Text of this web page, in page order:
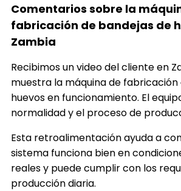
Comentarios sobre la
fabricación de bandejas de
Zambia
Recibimos un video del cliente en
muestra la máquina de fabricación
huevos en funcionamiento. El
normalidad y el proceso de
Esta retroalimentación ayuda a
sistema funciona bien en
reales y puede cumplir con los
producción diaria.